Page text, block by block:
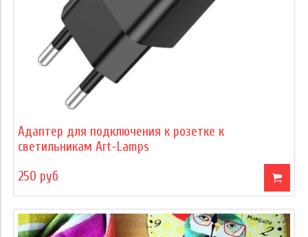
Адаптер для подключения к розетке к
светильникам Art-Lamps
250 руб